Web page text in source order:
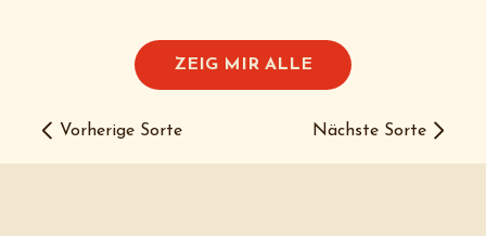
ZEIG MIR ALLE
Vorherige Sorte Nächste Sorte